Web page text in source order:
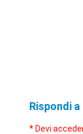
Rispondi a
* Devi